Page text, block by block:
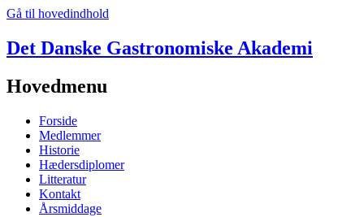
Gå til hovedindhold
Det Danske Gastronomiske Akademi
Hovedmenu
Forside
Medlemmer
Historie
Hædersdiplomer
Litteratur
Kontakt
Årsmiddage